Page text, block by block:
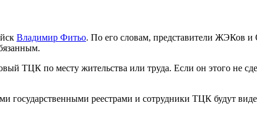
Владимир Фитьо. По его словам, представители ЖЭКов
ТЦК по месту жительства или труда. Если он этого не
государственными реестрами и сотрудники ТЦК будут